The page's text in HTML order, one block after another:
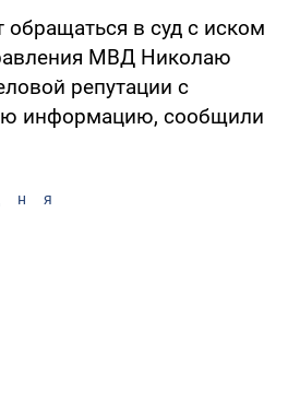
в суд с иском
МВД Николаю
репутации с
информацию, сообщили